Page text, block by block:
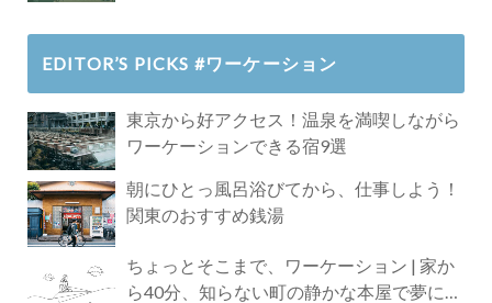
EDITOR’S PICKS #ワーケーション
東京から好アクセス！温泉を満喫しながら
ワーケーションできる宿9選
朝にひとっ風呂浴びてから、仕事しよう！
関東のおすすめ銭湯
ちょっとそこまで、ワーケーション | 家か
ら40分、知らない町の静かな本屋で夢に近